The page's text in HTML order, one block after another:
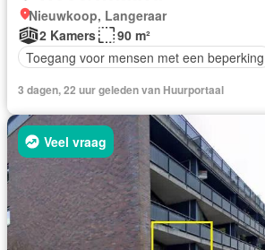
Nieuwkoop, Langeraar
2 Kamers
90 m²
Toegang voor mensen met een beperking
3 dagen, 22 uur geleden van Huurportaal
Veel vraag